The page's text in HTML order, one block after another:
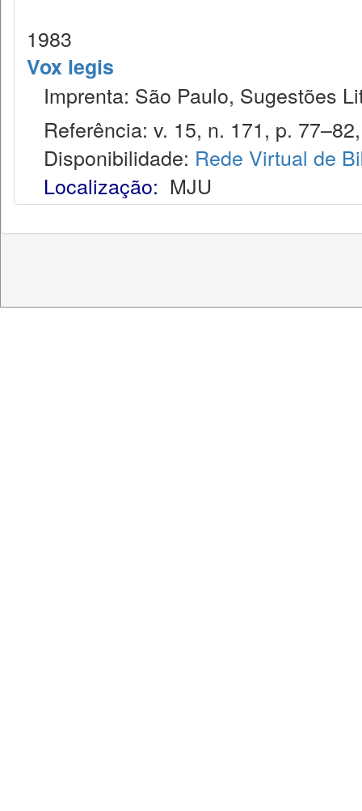
1983
Vox legis
Imprenta: São Paulo, Sugestões
Referência: v. 15, n. 171, p.
Disponibilidade: Rede Virtual de
Localização: MJU